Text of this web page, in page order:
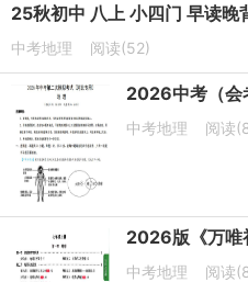
25秋初中 八上 小四门 早读晚
中考地理 阅读(52)
中考地理 阅读
2026版《万唯
中考地理 阅读